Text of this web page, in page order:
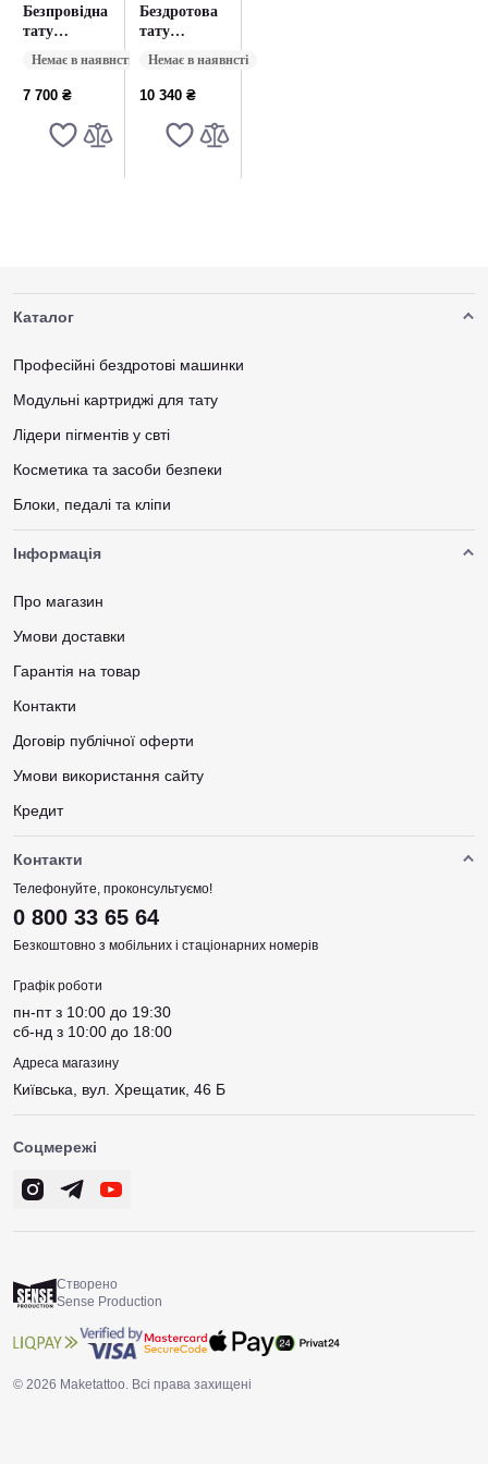
Безпровідна
тату
машинка
Pro
Stroke 2.4-
4.2mm
Немає в наявнсті
7 700 ₴
Бездротова
тату
машинка
Blue
Немає в наявнсті
10 340 ₴
Каталог
Професійні бездротові машинки
Модульні картриджі для тату
Лідери пігментів у свті
Косметика та засоби безпеки
Блоки, педалі та кліпи
Інформація
Про магазин
Умови доставки
Гарантія на товар
Контакти
Договір публічної оферти
Умови використання сайту
Кредит
Контакти
Телефонуйте, проконсультуємо!
0 800 33 65 64
Безкоштовно з мобільних і стаціонарних номерів
Графік роботи
пн-пт з 10:00 до 19:30
сб-нд з 10:00 до 18:00
Адреса магазину
Київська, вул. Хрещатик, 46 Б
Соцмережі
Створено
Sense Production
© 2026 Maketattoo. Всі права захищені